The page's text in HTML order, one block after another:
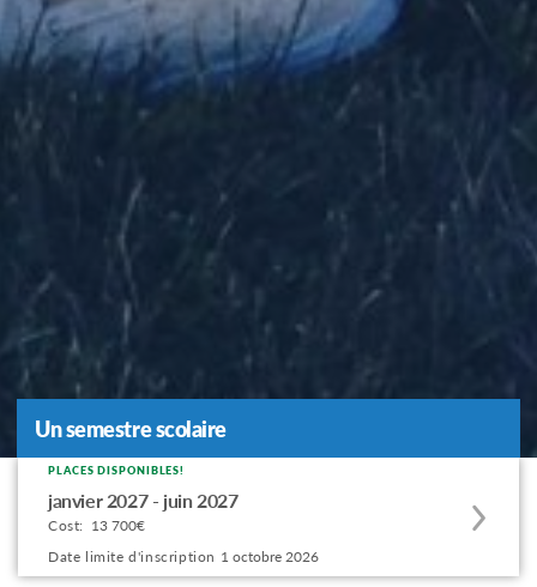
Un semestre scolaire
Apply
to
this
program
PLACES DISPONIBLES!
janvier 2027 - juin 2027
Cost: 13 700€
Date limite d'inscription 1 octobre 2026